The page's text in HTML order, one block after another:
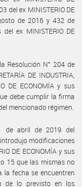
del ex MINISTERIO DE
de 2016 y 432 de
ex MINISTERIO DE
Resolución N° 204 de
DE INDUSTRIA,
DE ECONOMÍA y sus
debe cumplir la firma
mencionado régimen.
de abril de 2019 del
introdujo modificaciones
DE ECONOMÍA y sus
15 que las mismas no
la fecha se encuentren
de lo previsto en los